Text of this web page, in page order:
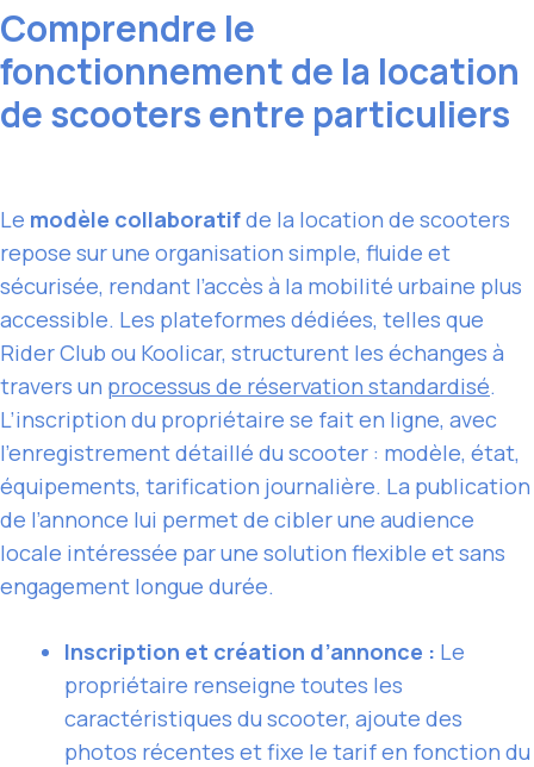
Comprendre le
fonctionnement de la location
de scooters entre particuliers
Le modèle collaboratifde la location de scooters
repose sur une organisation simple, fluide et
sécurisée, rendant l’accès à la mobilité urbaine plus
accessible. Les plateformes dédiées, telles que
Rider Club ou Koolicar, structurent les échanges à
travers un processus de réservation standardisé.
L’inscription du propriétaire se fait en ligne, avec
l’enregistrement détaillé du scooter : modèle, état,
équipements, tarification journalière. La publication
de l’annonce lui permet de cibler une audience
locale intéressée par une solution flexible et sans
engagement longue durée.
Inscription et création d’annonce : Le
propriétaire renseigne toutes les
caractéristiques du scooter, ajoute des
photos récentes et fixe le tarif en fonction du